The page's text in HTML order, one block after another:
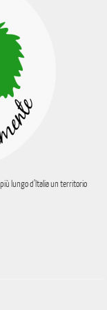
lungo d’Italia un territorio